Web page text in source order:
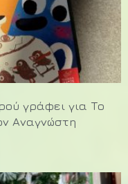
γράφει για Το
Αναγνώστη